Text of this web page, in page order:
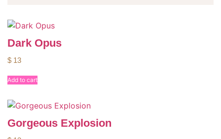
Dark Opus
$ 13
Add to cart
Gorgeous Explosion